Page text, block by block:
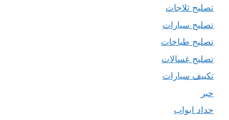
تصليح ثلاجات
تصليح سيارات
تصليح طباخات
تصليح غسالات
تكييف سيارات
حبر
حداد ابواب